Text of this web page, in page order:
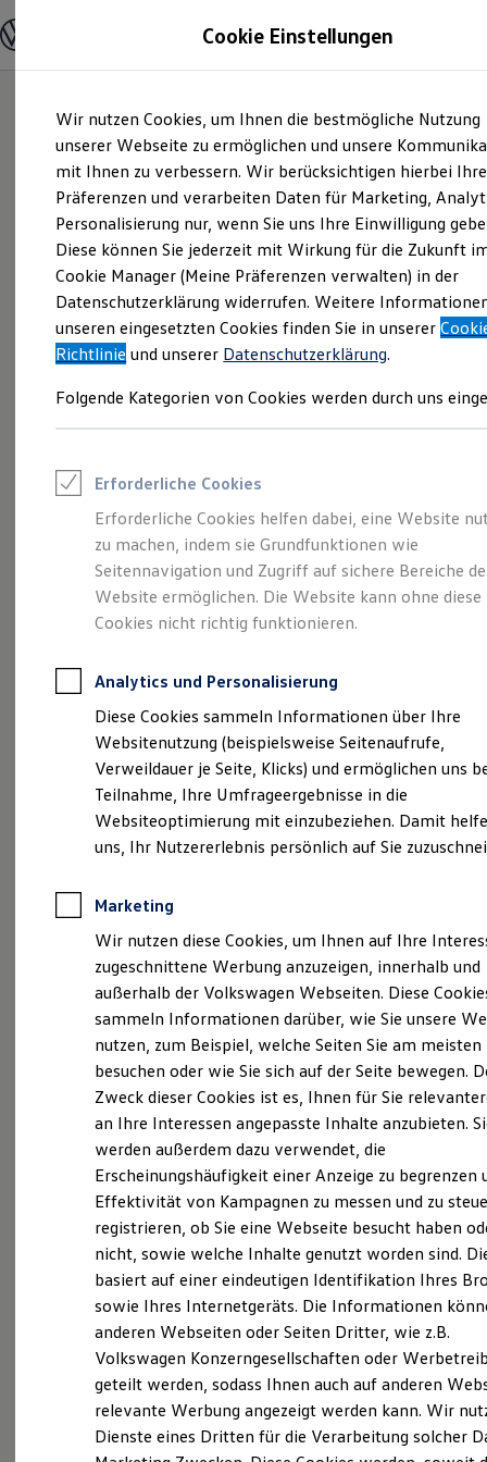
Hauptinhalt
springen
Footer
springen
Modelle und Konfigurator
Modelle vergleichen
Elektroautos
ENERGY Sondermodelle
Nutzfahrzeuge
SUV und CUV
Familienautos
Kombis
Kompaktwagen
Sportwagen
Schnell verfügbare Fahrzeuge
Angebote und Produkte
Aktuelle Angebote
E-Auto-Förderung
Volkswagen Marktplatz
Junge Gebrauchtwagen und Gebrauchtwagen
Saisonangebote
Leasing
Leasing-Angebote
Gebrauchtwagen Leasing
Junge Gebrauchtwagen-Leasing
Elektroauto Leasing
Kleinwagen-Leasing
Leasing ohne Anzahlung
Autokredit mit Schlussrate
Versicherungen und Garantien
Kfz-Versicherung
Restschuldversicherungen
Garantien
Wartungsverträge
Geschäftskunden
Professional Class bei Volkswagen
Großkunden
Behörden
Anpfiff zum Gewinn
Elektroautos
ID. Tutorials
Elektrofahrzeugkonzepte
Reichweite
Reichweite der ID. Modelle
Reichweite im Winter
Laden
Laden unterwegs
Laden Zuhause
Ladezeitensimulator
Batterie
Sicherheit
Garantie und Lebensdauer
Nachhaltigkeit
Technologie
Kosten und Kauf
Verbrauchskosten
Kaufoptionen
E-Auto-Förderung
Software und Konnektivität
Die ID. Software 6
ID. Software Versionen und Updates
Digitale Extras
Schnittstellen zu Ihrem ID.
Unsere aktuellen
Stellenangebote
Impressum & Rechtliches)
Karriere mit Perspektive –Bei
uns sind Sie richtig!
Sie begeistern sich für Automobile und
exzellenten Kundenservice? Bei uns erwarten Sie
spannende Aufgaben, ein dynamisches Umfeld
und hervorragende Entwicklungsmöglichkeiten.
Bewerben Sie sich jetzt!
Zu den aktuellen Stellenangeboten
Cookie Einstellungen
Wir nutzen Cookies, um Ihnen die bestmögliche Nutzung
unserer Webseite zu ermöglichen und unsere
mit Ihnen zu verbessern. Wir berücksichtigen hierbei Ihre
Präferenzen und verarbeiten Daten für Marketing,
Personalisierung nur, wenn Sie uns Ihre Einwilligung
Diese können Sie jederzeit mit Wirkung für die Zukunft
Cookie Manager (Meine Präferenzen verwalten) in der
Datenschutzerklärung widerrufen. Weitere
unseren eingesetzten Cookies finden Sie in unserer
Richtlinie und unserer Datenschutzerklärung.
Folgende Kategorien von Cookies werden durch uns
Erforderliche Cookies
Erforderliche Cookies helfen dabei, eine Website
zu machen, indem sie Grundfunktionen wie
Seitennavigation und Zugriff auf sichere Bereiche
Website ermöglichen. Die Website kann ohne diese
Cookies nicht richtig funktionieren.
Analytics und Personalisierung
Diese Cookies sammeln Informationen über Ihre
Websitenutzung (beispielsweise Seitenaufrufe,
Verweildauer je Seite, Klicks) und ermöglichen uns
Teilnahme, Ihre Umfrageergebnisse in die
Websiteoptimierung mit einzubeziehen. Damit
uns, Ihr Nutzererlebnis persönlich auf Sie
Marketing
Wir nutzen diese Cookies, um Ihnen auf Ihre
zugeschnittene Werbung anzuzeigen, innerhalb und
außerhalb der Volkswagen Webseiten. Diese
sammeln Informationen darüber, wie Sie unsere
nutzen, zum Beispiel, welche Seiten Sie am meisten
besuchen oder wie Sie sich auf der Seite bewegen.
Zweck dieser Cookies ist es, Ihnen für Sie
an Ihre Interessen angepasste Inhalte anzubieten.
werden außerdem dazu verwendet, die
Erscheinungshäufigkeit einer Anzeige zu begrenzen
Effektivität von Kampagnen zu messen und zu
registrieren, ob Sie eine Webseite besucht haben
nicht, sowie welche Inhalte genutzt worden sind.
basiert auf einer eindeutigen Identifikation Ihres
sowie Ihres Internetgeräts. Die Informationen
anderen Webseiten oder Seiten Dritter, wie z.B.
Volkswagen Konzerngesellschaften oder
geteilt werden, sodass Ihnen auch auf anderen
relevante Werbung angezeigt werden kann. Wir
Dienste eines Dritten für die Verarbeitung solcher